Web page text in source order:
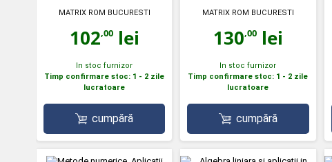
MATRIX ROM BUCURESTI
102,00lei
In stoc furnizor
Timp confirmare stoc: 1 - 2 zile
lucratoare
cumpără
MATRIX ROM BUCURESTI
130,00lei
In stoc furnizor
Timp confirmare stoc: 1 - 2 zile
lucratoare
cumpără